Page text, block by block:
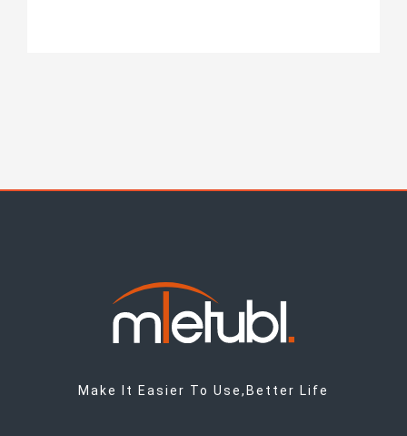
Make It Easier To Use,Better Life